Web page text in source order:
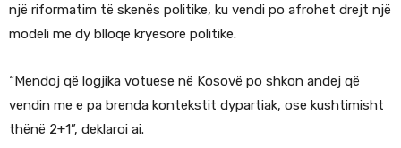
një riformatim të skenës politike, ku vendi po afrohet drejt një
modeli me dy blloqe kryesore politike.
“Mendoj që logjika votuese në Kosovë po shkon andej që
vendin me e pa brenda kontekstit dypartiak, ose kushtimisht
thënë 2+1”, deklaroi ai.